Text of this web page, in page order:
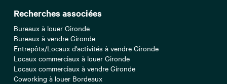
Recherches associées
Bureaux à louer Gironde
Bureaux à vendre Gironde
Entrepôts/Locaux d'activités à vendre Gironde
Locaux commerciaux à louer Gironde
Locaux commerciaux à vendre Gironde
Coworking à louer Bordeaux